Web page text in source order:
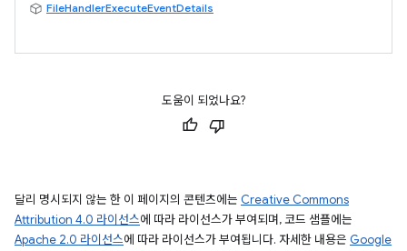
FileHandlerExecuteEventDetails
도움이 되었나요?
달리 명시되지 않는 한 이 페이지의 콘텐츠에는 Creative Commons
Attribution 4.0 라이선스에 따라 라이선스가 부여되며, 코드 샘플에는
Apache 2.0 라이선스에 따라 라이선스가 부여됩니다. 자세한 내용은 Google